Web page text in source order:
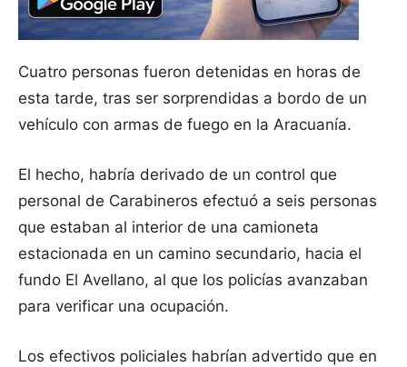
Cuatro personas fueron detenidas en horas de
esta tarde, tras ser sorprendidas a bordo de un
vehículo con armas de fuego en la Aracuanía.
El hecho, habría derivado de un control que
personal de Carabineros efectuó a seis personas
que estaban al interior de una camioneta
estacionada en un camino secundario, hacia el
fundo El Avellano, al que los policías avanzaban
para verificar una ocupación.
Los efectivos policiales habrían advertido que en